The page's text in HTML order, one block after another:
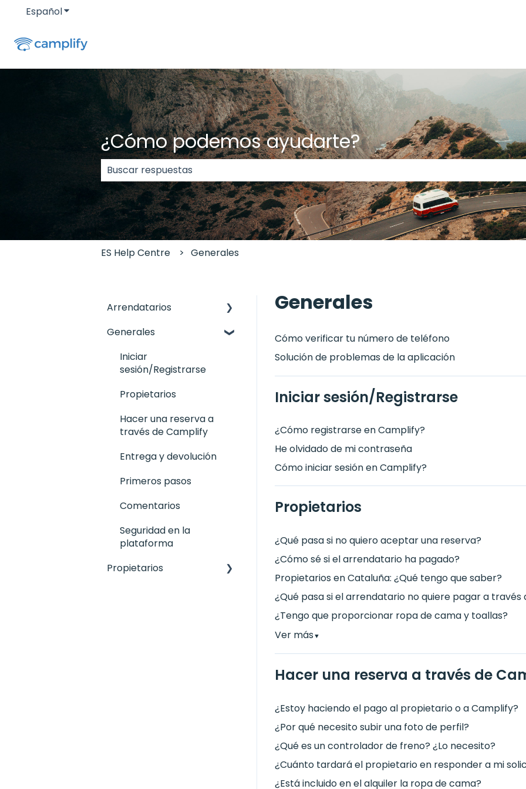
EspañolTraducciones de Mostrar submenú de
¿Cómo podemos ayudarte?
No hay sugerencias porque el campo de búsqueda está vacío.
ES Help Centre Generales
Generales
Cómo verificar tu número de teléfono
Solución de problemas de la aplicación
Iniciar sesión/Registrarse
¿Cómo registrarse en Camplify?
He olvidado de mi contraseña
Cómo iniciar sesión en Camplify?
Propietarios
¿Qué pasa si no quiero aceptar una reserva?
¿Cómo sé si el arrendatario ha pagado?
Propietarios en Cataluña: ¿Qué tengo que saber?
¿Qué pasa si el arrendatario no quiere pagar a través
¿Tengo que proporcionar ropa de cama y toallas?
Ver más▼
Hacer una reserva a través de
¿Estoy haciendo el pago al propietario o a Camplify?
¿Por qué necesito subir una foto de perfil?
¿Qué es un controlador de freno? ¿Lo necesito?
¿Cuánto tardará el propietario en responder a mi
¿Está incluido en el alquiler la ropa de cama?
Arrendatarios
Pago de la reserva
Entrega y devolución
Daños, Accidente del
Franquicia
Generales
Iniciar
sesión/Registrarse
Propietarios
Hacer una reserva a
través de Camplify
Entrega y devolución
Primeros pasos
Comentarios
Seguridad en la
plataforma
Propietarios